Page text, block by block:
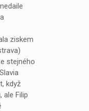
ziskem
stejného
když
ale Filip